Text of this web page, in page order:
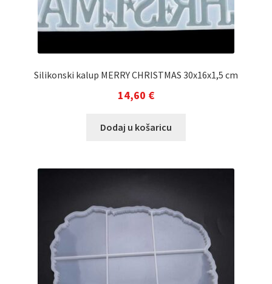
Silikonski kalup MERRY CHRISTMAS 30x16x1,5 cm
14,60 €
Dodaj u košaricu